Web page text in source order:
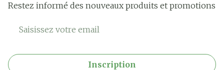
Restez informé des nouveaux produits et promotions
Adresse mail
Inscription